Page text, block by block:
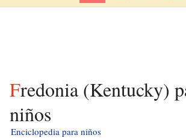
Fredonia (Kentucky) para
niños
Enciclopedia para niños